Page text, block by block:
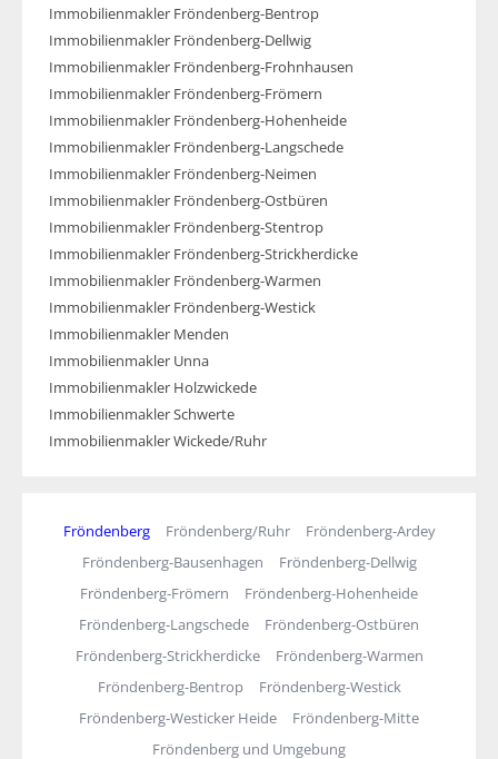
Immobilienmakler Fröndenberg-Bentrop
Immobilienmakler Fröndenberg-Dellwig
Immobilienmakler Fröndenberg-Frohnhausen
Immobilienmakler Fröndenberg-Frömern
Immobilienmakler Fröndenberg-Hohenheide
Immobilienmakler Fröndenberg-Langschede
Immobilienmakler Fröndenberg-Neimen
Immobilienmakler Fröndenberg-Ostbüren
Immobilienmakler Fröndenberg-Stentrop
Immobilienmakler Fröndenberg-Strickherdicke
Immobilienmakler Fröndenberg-Warmen
Immobilienmakler Fröndenberg-Westick
Immobilienmakler Menden
Immobilienmakler Unna
Immobilienmakler Holzwickede
Immobilienmakler Schwerte
Immobilienmakler Wickede/Ruhr
Fröndenberg Fröndenberg/Ruhr
Fröndenberg-Ardey
Fröndenberg-Bausenhagen
Fröndenberg-Dellwig
Fröndenberg-Frömern
Fröndenberg-Hohenheide
Fröndenberg-Langschede
Fröndenberg-Ostbüren
Fröndenberg-Strickherdicke
Fröndenberg-Warmen
Fröndenberg-Bentrop
Fröndenberg-Westick
Fröndenberg-Westicker Heide
Fröndenberg-Mitte
Fröndenberg und Umgebung